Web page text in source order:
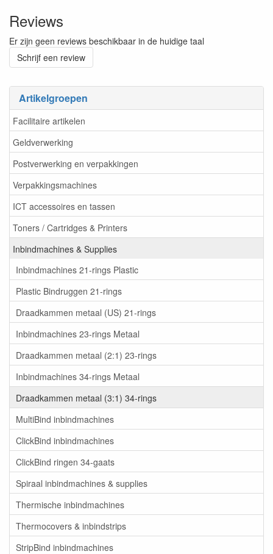
Artikelgroepen
Facilitaire artikelen
Geldverwerking
Postverwerking en verpakkingen
Verpakkingsmachines
ICT accessoires en tassen
Toners / Cartridges & Printers
Inbindmachines & Supplies
Inbindmachines 21-rings Plastic
Plastic Bindruggen 21-rings
Draadkammen metaal (US) 21-rings
Inbindmachines 23-rings Metaal
Draadkammen metaal (2:1) 23-rings
Inbindmachines 34-rings Metaal
Draadkammen metaal (3:1) 34-rings
MultiBind inbindmachines
ClickBind inbindmachines
ClickBind ringen 34-gaats
Spiraal inbindmachines & supplies
Thermische inbindmachines
Thermocovers & inbindstrips
StripBind inbindmachines
Reviews
Er zijn geen reviews beschikbaar in de huidige taal
Schrijf een review